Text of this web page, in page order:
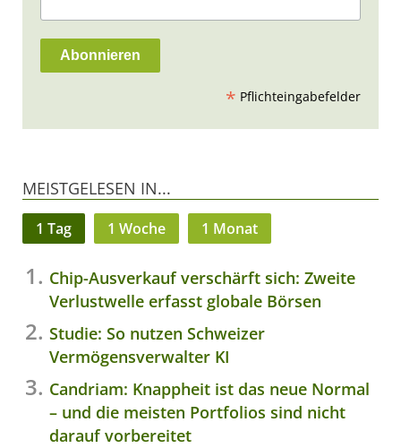
* Pflichteingabefelder
MEISTGELESEN IN...
1 Tag 1 Woche 1 Monat
Chip-Ausverkauf verschärft sich: Zweite
Verlustwelle erfasst globale Börsen
Studie: So nutzen Schweizer
Vermögensverwalter KI
Candriam: Knappheit ist das neue Normal
– und die meisten Portfolios sind nicht
darauf vorbereitet